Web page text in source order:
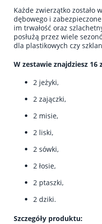
Każde zwierzątko zostało
dębowego i
im trwałość oraz
posłużą przez wiele
dla plastikowych czy
W zestawie znajdziesz 16
2 jeżyki,
2 zajączki,
2 misie,
2 liski,
2 sówki,
2 łosie,
2 ptaszki,
2 dziki.
Szczegóły produktu: